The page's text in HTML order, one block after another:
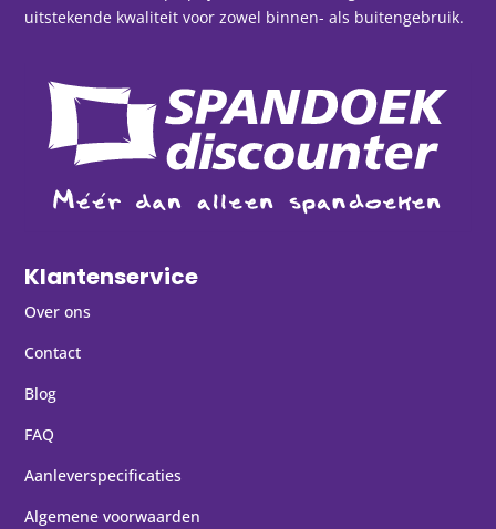
uitstekende kwaliteit voor zowel binnen- als buitengebruik.
Klantenservice
Over ons
Contact
Blog
FAQ
Aanleverspecificaties
Algemene voorwaarden